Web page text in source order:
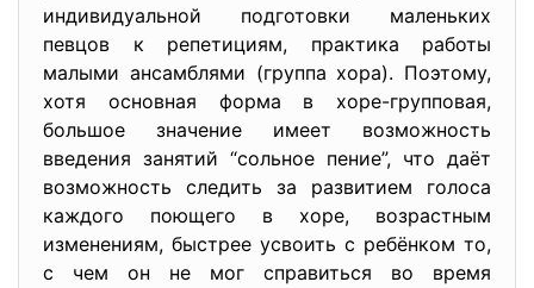
индивидуальной подготовки маленьких
певцов к репетициям, практика работы
малыми ансамблями (группа хора). Поэтому,
хотя основная форма в хоре-групповая,
большое значение имеет возможность
введения занятий “сольное пение”, что даёт
возможность следить за развитием голоса
каждого поющего в хоре, возрастным
изменениям, быстрее усвоить с ребёнком то,
с чем он не мог справиться во время